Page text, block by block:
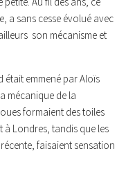
a sans cesse évolué avec
son mécanisme et
était emmené par Aloïs
mécanique de la
formaient des toiles
à Londres, tandis que les
faisaient sensation